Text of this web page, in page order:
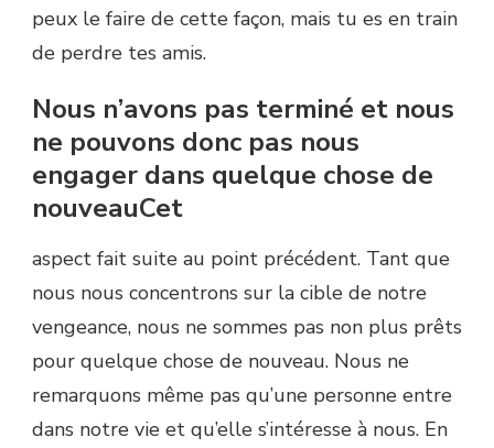
peux le faire de cette façon, mais tu es en train
de perdre tes amis.
Nous n’avons pas terminé et nous
ne pouvons donc pas nous
engager dans quelque chose de
nouveauCet
aspect fait suite au point précédent. Tant que
nous nous concentrons sur la cible de notre
vengeance, nous ne sommes pas non plus prêts
pour quelque chose de nouveau. Nous ne
remarquons même pas qu’une personne entre
dans notre vie et qu’elle s’intéresse à nous. En